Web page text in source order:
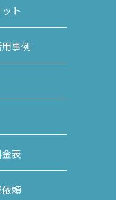
ト
事例
表
頼